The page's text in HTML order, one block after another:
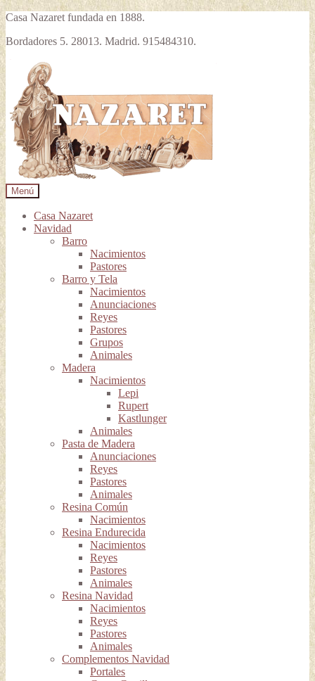
Casa Nazaret fundada en 1888.
Bordadores 5. 28013. Madrid. 915484310.
la
navegación
contenido
Menú
Casa Nazaret
Navidad
Barro
Nacimientos
Pastores
Barro y Tela
Nacimientos
Anunciaciones
Reyes
Pastores
Grupos
Animales
Madera
Nacimientos
Lepi
Rupert
Kastlunger
Animales
Pasta de Madera
Anunciaciones
Reyes
Pastores
Animales
Resina Común
Nacimientos
Resina Endurecida
Nacimientos
Reyes
Pastores
Animales
Resina Navidad
Nacimientos
Reyes
Pastores
Animales
Complementos Navidad
Portales